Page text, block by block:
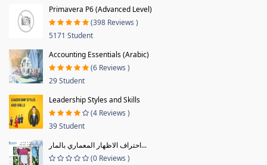
Primavera P6 (Advanced Level)
(398 Reviews )
5171 Student
Accounting Essentials (Arabic)
(6 Reviews )
29 Student
Leadership Styles and Skills
(4 Reviews )
39 Student
احتراف الاظهار المعماري بالمار...
(0 Reviews )